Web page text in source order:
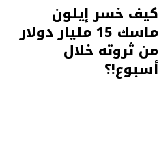
كيف خسر إيلون
ماسك 15 مليار دولار
من ثروته خلال
أسبوع!؟